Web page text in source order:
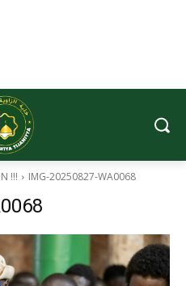
!!! IMG-20250827-WA0068